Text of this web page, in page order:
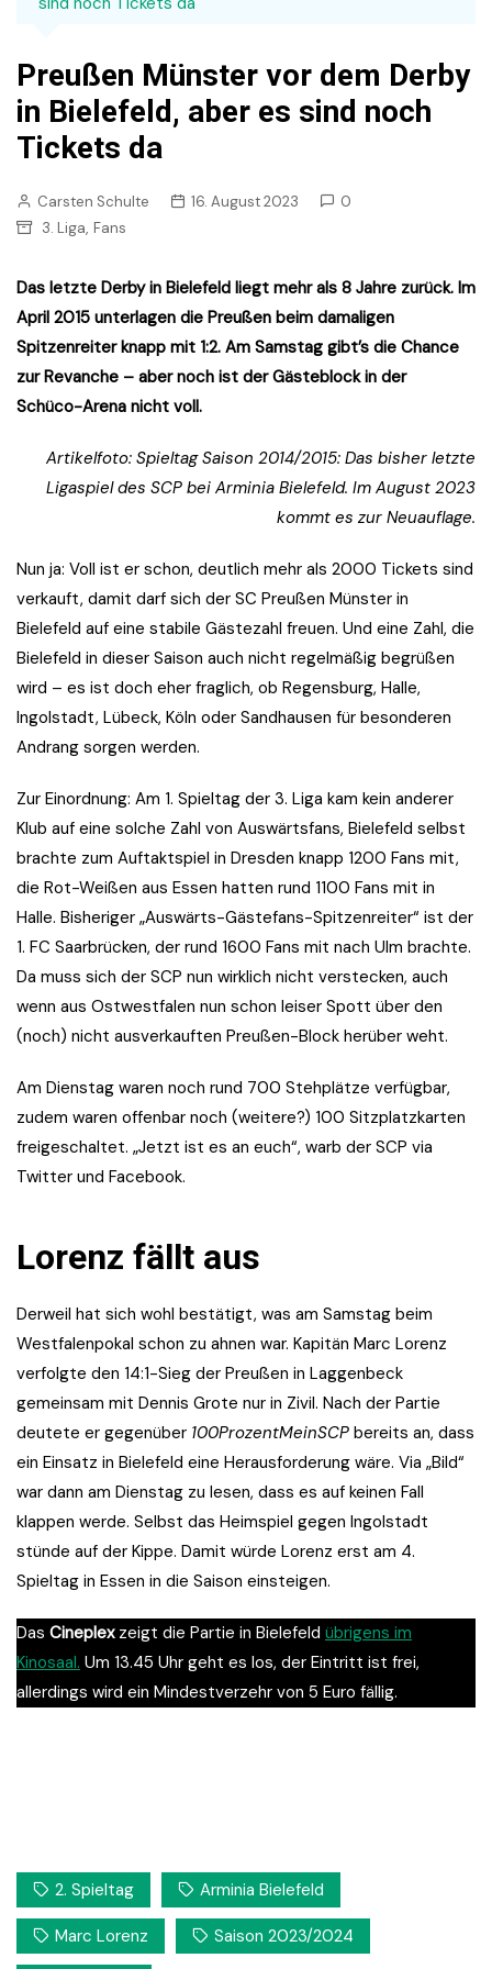
Preußen Münster vor dem Derby
in Bielefeld, aber es sind noch
Tickets da
Carsten Schulte 16. August 2023
0
3. Liga, Fans
Das letzte Derby in Bielefeld liegt mehr als 8 Jahre zurück. Im
April 2015 unterlagen die Preußen beim damaligen
Spitzenreiter knapp mit 1:2. Am Samstag gibt’s die Chance
zur Revanche – aber noch ist der Gästeblock in der
Schüco-Arena nicht voll.
Artikelfoto: Spieltag Saison 2014/2015: Das bisher letzte
Ligaspiel des SCP bei Arminia Bielefeld. Im August 2023
kommt es zur Neuauflage.
Nun ja: Voll ist er schon, deutlich mehr als 2000 Tickets sind
verkauft, damit darf sich der SC Preußen Münster in
Bielefeld auf eine stabile Gästezahl freuen. Und eine Zahl, die
Bielefeld in dieser Saison auch nicht regelmäßig begrüßen
wird – es ist doch eher fraglich, ob Regensburg, Halle,
Ingolstadt, Lübeck, Köln oder Sandhausen für besonderen
Andrang sorgen werden.
Zur Einordnung: Am 1. Spieltag der 3. Liga kam kein anderer
Klub auf eine solche Zahl von Auswärtsfans, Bielefeld selbst
brachte zum Auftaktspiel in Dresden knapp 1200 Fans mit,
die Rot-Weißen aus Essen hatten rund 1100 Fans mit in
Halle. Bisheriger „Auswärts-Gästefans-Spitzenreiter“ ist der
1. FC Saarbrücken, der rund 1600 Fans mit nach Ulm brachte.
Da muss sich der SCP nun wirklich nicht verstecken, auch
wenn aus Ostwestfalen nun schon leiser Spott über den
(noch) nicht ausverkauften Preußen-Block herüber weht.
Am Dienstag waren noch rund 700 Stehplätze verfügbar,
zudem waren offenbar noch (weitere?) 100 Sitzplatzkarten
freigeschaltet. „Jetzt ist es an euch“, warb der SCP via
Twitter und Facebook.
Lorenz fällt aus
Derweil hat sich wohl bestätigt, was am Samstag beim
Westfalenpokal schon zu ahnen war. Kapitän Marc Lorenz
verfolgte den 14:1-Sieg der Preußen in Laggenbeck
gemeinsam mit Dennis Grote nur in Zivil. Nach der Partie
deutete er gegenüber 100ProzentMeinSCP bereits an, dass
ein Einsatz in Bielefeld eine Herausforderung wäre. Via „Bild“
war dann am Dienstag zu lesen, dass es auf keinen Fall
klappen werde. Selbst das Heimspiel gegen Ingolstadt
stünde auf der Kippe. Damit würde Lorenz erst am 4.
Spieltag in Essen in die Saison einsteigen.
Das Cineplexzeigt die Partie in Bielefeld übrigens im
Kinosaal. Um 13.45 Uhr geht es los, der Eintritt ist frei,
allerdings wird ein Mindestverzehr von 5 Euro fällig.
2. Spieltag Arminia Bielefeld
Marc Lorenz Saison 2023/2024